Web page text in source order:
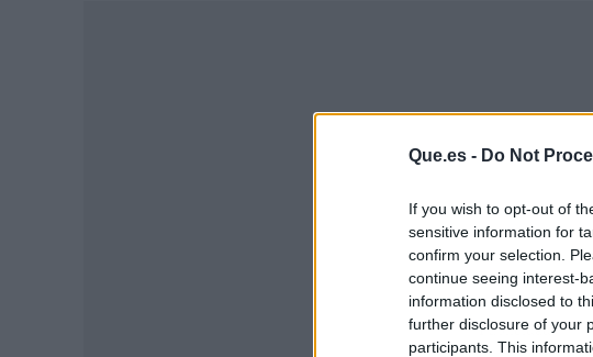
Que.es - Do Not
If you wish to opt-out of
sensitive information for
confirm your selection.
continue seeing interest-
information disclosed to
further disclosure of your
participants. This
Publicidad